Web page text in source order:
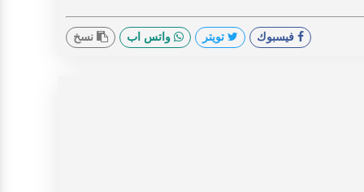
فيسبوك تويتر واتس اب نسخ